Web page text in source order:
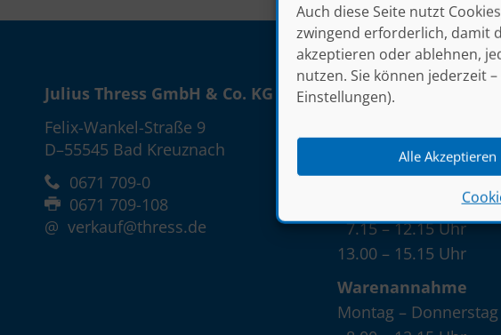
Auch diese Seite nutzt
zwingend erforderlich, damit
akzeptieren oder ablehnen,
nutzen. Sie können jederzeit
Einstellungen).
Alle Akzeptieren
Julius Thress GmbH & Co. KG
Felix-Wankel-Straße 9
D–55545 Bad Kreuznach
0671 709-0
0671 709-108
@ verkauf@thress.de
Unsere
7.15 – 12.15 Uhr
13.00 – 16.30 Uhr
7.15 – 12.15 Uhr
13.00 – 15.15 Uhr
Warenannahme
Montag – Donnerstag